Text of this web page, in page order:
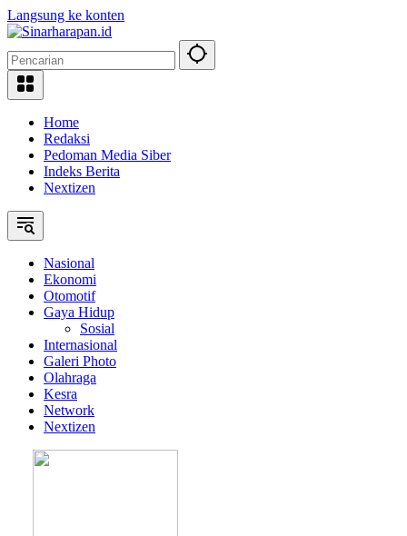
Langsung ke konten
Home
Redaksi
Pedoman Media Siber
Indeks Berita
Nextizen
Nasional
Ekonomi
Otomotif
Gaya Hidup
Sosial
Internasional
Galeri Photo
Olahraga
Kesra
Network
Nextizen